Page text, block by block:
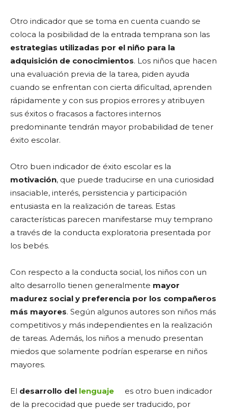
Otro indicador que se toma en cuenta cuando se
coloca la posibilidad de la entrada temprana son las
estrategias utilizadas por el niño para la
adquisición de conocimientos. Los niños que hacen
una evaluación previa de la tarea, piden ayuda
cuando se enfrentan con cierta dificultad, aprenden
rápidamente y con sus propios errores y atribuyen
sus éxitos o fracasos a factores internos
predominante tendrán mayor probabilidad de tener
éxito escolar.
Otro buen indicador de éxito escolar es la
motivación, que puede traducirse en una curiosidad
insaciable, interés, persistencia y participación
entusiasta en la realización de tareas. Estas
características parecen manifestarse muy temprano
a través de la conducta exploratoria presentada por
los bebés.
Con respecto a la conducta social, los niños con un
alto desarrollo tienen generalmente mayor
madurez social y preferencia por los compañeros
más mayores. Según algunos autores son niños más
competitivos y más independientes en la realización
de tareas. Además, los niños a menudo presentan
miedos que solamente podrían esperarse en niños
mayores.
El desarrollo del lenguaje
es otro buen indicador
de la precocidad que puede ser traducido, por